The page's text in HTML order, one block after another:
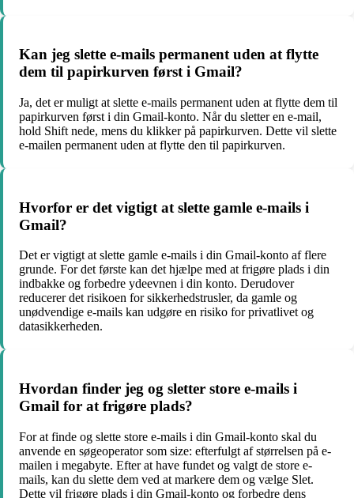
Kan jeg slette e-mails permanent uden at flytte
dem til papirkurven først i Gmail?
Ja, det er muligt at slette e-mails permanent uden at flytte dem til
papirkurven først i din Gmail-konto. Når du sletter en e-mail,
hold Shift nede, mens du klikker på papirkurven. Dette vil slette
e-mailen permanent uden at flytte den til papirkurven.
Hvorfor er det vigtigt at slette gamle e-mails i
Gmail?
Det er vigtigt at slette gamle e-mails i din Gmail-konto af flere
grunde. For det første kan det hjælpe med at frigøre plads i din
indbakke og forbedre ydeevnen i din konto. Derudover
reducerer det risikoen for sikkerhedstrusler, da gamle og
unødvendige e-mails kan udgøre en risiko for privatlivet og
datasikkerheden.
Hvordan finder jeg og sletter store e-mails i
Gmail for at frigøre plads?
For at finde og slette store e-mails i din Gmail-konto skal du
anvende en søgeoperator som size: efterfulgt af størrelsen på e-
mailen i megabyte. Efter at have fundet og valgt de store e-
mails, kan du slette dem ved at markere dem og vælge Slet.
Dette vil frigøre plads i din Gmail-konto og forbedre dens